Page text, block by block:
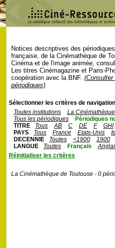
Notices descriptives des
française, de la Cinémathèque de
Cinéma et de l'image animée,
Les titres Cinémagazine et Paris-
coopération avec la BNF.
périodiques)
Sélectionner les critères de
Toutes institutions
La
Tous les périodiques
Périodiques
TITRE
Tous AB C DE F
GHI
PAYS
Tous France Etats-Unis
DECENNIE
Toutes <1900
1900
LANGUE
Toutes Français
Réinitialiser les critères
La Cinémathèque de Toulouse - 0